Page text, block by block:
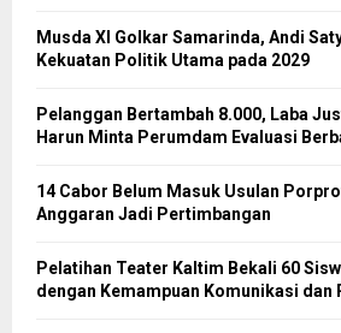
Musda XI Golkar Samarinda, Andi
Kekuatan Politik Utama pada 2029
Pelanggan Bertambah 8.000, Laba
Harun Minta Perumdam Evaluasi
14 Cabor Belum Masuk Usulan
Anggaran Jadi Pertimbangan
Pelatihan Teater Kaltim Bekali 60
dengan Kemampuan Komunikasi dan